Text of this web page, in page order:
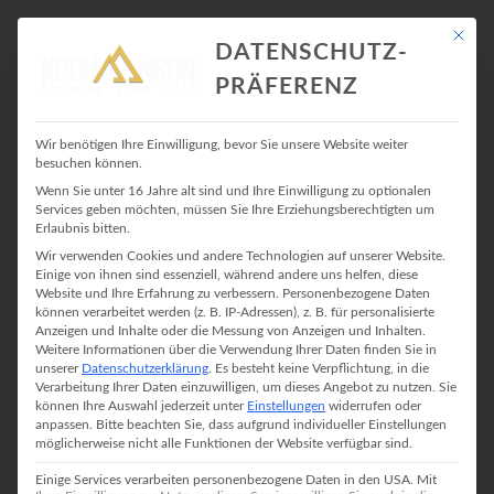
WINTER
SCHNEESCHUHTOURENKURS BEIM
DAV – TAG 1 & 2
6. März 2018InWinter No Comment
TAG EINS – Der Aufstieg zur Schwarzwasserhütte Los gehts.
Erstmal führt die Reise nach München rein um dieTeilnehmer/innen
einzusammeln. In den letzten Tagen vor dem Kurs hatten sich ein,
Mit
DATENSCHUTZ-
PRÄFERENZ
Wir benötigen Ihre Einwilligung, bevor Sie unsere Website weiter
besuchen können.
Wenn Sie unter 16 Jahre alt sind und Ihre Einwilligung zu optionalen
Services geben möchten, müssen Sie Ihre Erziehungsberechtigten um
Erlaubnis bitten.
Wir verwenden Cookies und andere Technologien auf unserer Website.
Einige von ihnen sind essenziell, während andere uns helfen, diese
Website und Ihre Erfahrung zu verbessern.
Personenbezogene Daten
können verarbeitet werden (z. B. IP-Adressen), z. B. für personalisierte
Anzeigen und Inhalte oder die Messung von Anzeigen und Inhalten.
Weitere Informationen über die Verwendung Ihrer Daten finden Sie in
unserer Datenschutzerklärung Es besteht keine Verpflichtung, in die
Verarbeitung Ihrer Daten einzuwilligen, um dieses Angebot zu nutzen. Sie
können Ihre Auswahl jederzeit unter Einstellungen widerrufen oder
anpassen.
Bitte beachten Sie, dass aufgrund individueller Einstellungen
möglicherweise nicht alle Funktionen der Website verfügbar sind.
Einige Services verarbeiten personenbezogene Daten in den USA. Mit